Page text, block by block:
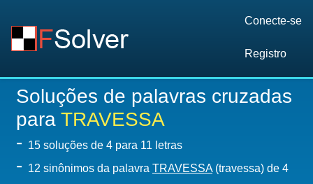
Conecte-se
Registro
Soluções de palavras cruzadas
para TRAVESSA
- 15 soluções de 4 para 11 letras
- 12 sinônimos da palavra TRAVESSA(travessa) de 4